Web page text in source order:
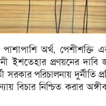
পাশাপাশি অর্থ,
ইশতেহার প্রণয়নের দাবি
সরকার পরিচালনায় দুর্নীতি
বিচার নিশ্চিত করার